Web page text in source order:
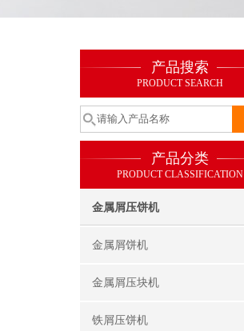
产品搜索
PRODUCT SEARCH
产品分类
PRODUCT CLASSIFICATION
金属屑压饼机
金属屑饼机
金属屑压块机
铁屑压饼机